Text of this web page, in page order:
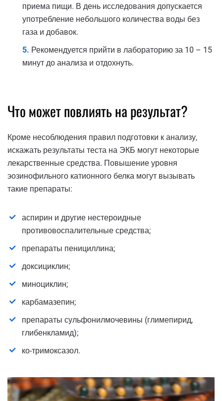
приема пищи. В день исследования допускается
употребление небольшого количества воды без
газа и добавок.
Рекомендуется прийти в лабораторию за 10 – 15
минут до анализа и отдохнуть.
Что может повлиять на результат?
Кроме несоблюдения правил подготовки к анализу,
искажать результаты теста на ЭКБ могут некоторые
лекарственные средства. Повышение уровня
эозинофильного катионного белка могут вызывать
такие препараты:
аспирин и другие нестероидные
противовоспалительные средства;
препараты пенициллина;
доксициклин;
миноциклин;
карбамазепин;
препараты сульфонилмочевины (глимепирид,
глибенкламид);
ко-тримоксазол.